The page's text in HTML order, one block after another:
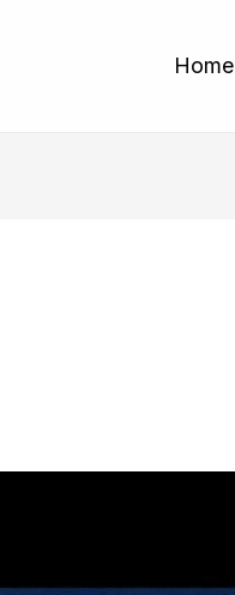
Home